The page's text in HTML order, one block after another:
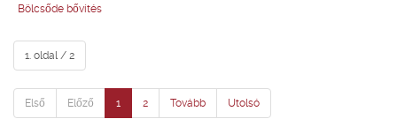
Bölcsőde bővítés
1. oldal / 2
Első Előző 1 2 Tovább Utolsó